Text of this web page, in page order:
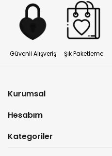
Güvenli Alışveriş Şık Paketleme
Kurumsal
Hesabım
Kategoriler